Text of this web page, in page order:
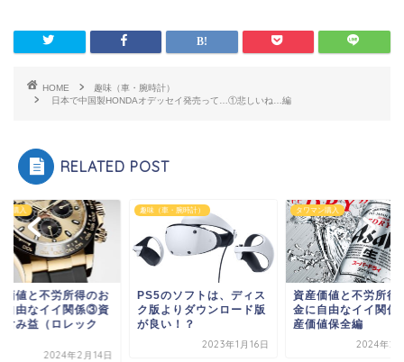
HOME
趣味（車・腕時計）
日本で中国製HONDAオデッセイ発売って…①悲しいね…編
RELATED POST
ン購入
価値と不労所得のお
自由なイイ関係③資
含み益（ロレック
2024年2月14日
趣味（車・腕時計）
PS5のソフトは、ディス
ク版よりダウンロード版
が良い！？
2023年1月16日
タワマン購入
資産価値と不労所得
金に自由なイイ関
産価値保全編
2024年2